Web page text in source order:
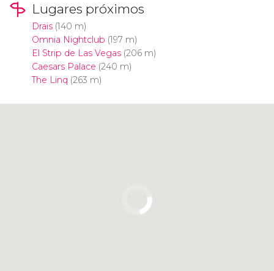
Lugares próximos
Drais(140 m)
Omnia Nightclub (197 m)
El Strip de Las Vegas(206 m)
Caesars Palace (240 m)
The Linq (263 m)